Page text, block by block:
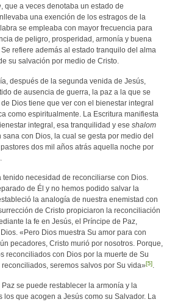
, que a veces denotaba un estado de
una exención de los estragos de la
se empleaba con mayor frecuencia para
de peligro, prosperidad, armonía y buena
refiere además al estado tranquilo del alma
su salvación por medio de Cristo.
después de la segunda venida de Jesús,
de ausencia de guerra, la paz a la que se
Dios tiene que ver con el bienestar integral
como espiritualmente. La Escritura manifiesta
integral, esa tranquilidad y ese shalom
con Dios, la cual se gesta por medio del
dos mil años atrás aquella noche por
tenido necesidad de reconciliarse con Dios.
de Él y no hemos podido salvar la
la analogía de nuestra enemistad con
de Cristo propiciaron la reconciliación
la fe en Jesús, el Príncipe de Paz,
«Pero Dios muestra Su amor para con
pecadores, Cristo murió por nosotros. Porque,
reconciliados con Dios por la muerte de Su
seremos salvos por Su vida» [5] .
se puede restablecer la armonía y la
los que acogen a Jesús como su Salvador. La